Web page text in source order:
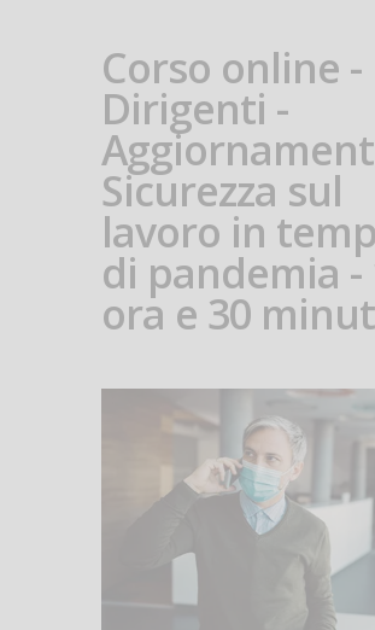
Corso online -
Dirigenti -
Sicurezza sul
lavoro in
di pandemia -
ora e 30